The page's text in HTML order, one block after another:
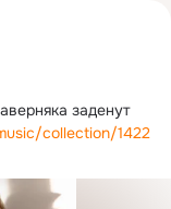
заденут
collection/1422